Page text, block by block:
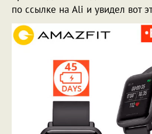
по ссылке на Ali и увидел вот